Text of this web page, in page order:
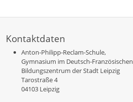
Kontaktdaten
Anton-Philipp-Reclam-Schule,
Gymnasium im Deutsch-Französischen
Bildungszentrum der Stadt Leipzig
Tarostraße 4
04103 Leipzig